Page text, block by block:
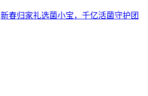
新春归家礼选菌小宝，千亿活菌守护团